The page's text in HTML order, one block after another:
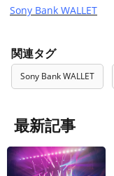
Sony Bank WALLET
関連タグ
Sony Bank WALLET
最新記事